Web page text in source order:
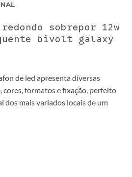
sobrepor 12w
bivolt galaxy
de led apresenta diversas
cores, formatos e fixação, perfeito
dos mais variados locais de um